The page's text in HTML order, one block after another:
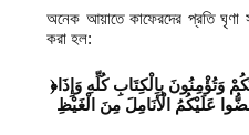
অনেক আয়াতে কাফেরদের প্রতি ঘৃণা
করা হল:
﴿هَا أَنتُمْ أُولَاءِ تُحِبُّونَهُمْ وَلَا يُحِبُّونَكُمْ وَتُؤْمِنُونَ بِالْكِتَابِ كُلِّهِ وَإِذَا